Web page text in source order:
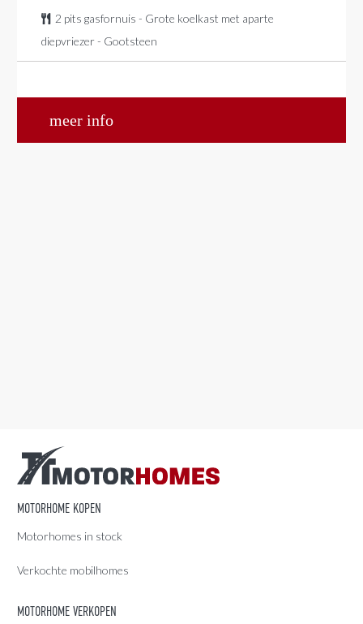
2 pits gasfornuis - Grote koelkast met aparte
diepvriezer - Gootsteen
meer info
MOTORHOME KOPEN
Motorhomes in stock
Verkochte mobilhomes
MOTORHOME VERKOPEN